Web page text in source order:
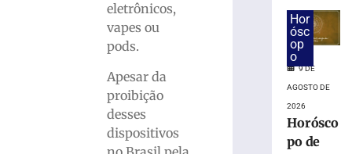
eletrônicos,
vapes ou
pods.
Apesar da
proibição
desses
dispositivos
consumo
moderado
Hor
ósc
op
o
9 DE
AGOSTO DE
2026
Horósco
po de